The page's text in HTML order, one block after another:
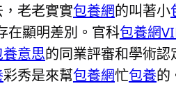
，老老實實包養網的叫著小
在顯明差別。官科包養網
養意思的同業評審和學術認
彩秀是來幫包養網忙包養的